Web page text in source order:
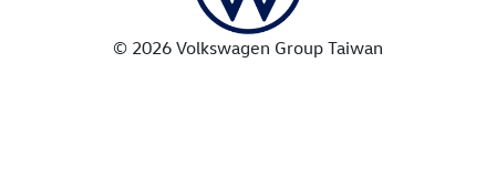
© 2026 Volkswagen Group Taiwan